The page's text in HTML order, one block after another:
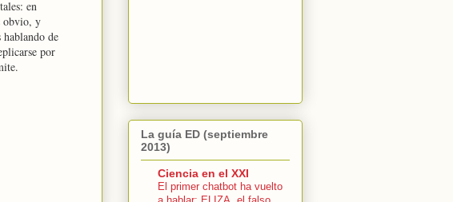
en
obvio, y
de
por
La guía ED (septiembre
2013)
Ciencia en el XXI
El primer chatbot ha vuelto